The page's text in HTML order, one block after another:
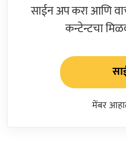
साईन अप करा आणि
कन्टेन्टचा
मेंबर